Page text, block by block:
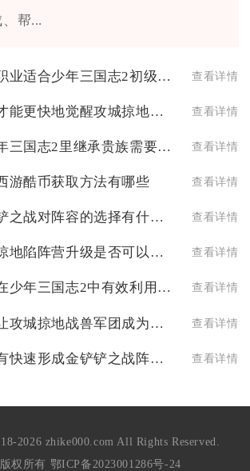
帮...
哪些职业适合少年三国志2初级阵容 查看详情
怎样才能更快地觉醒攻城掠地武将的技能 查看详情
在少年三国志2里继承贵族需要注意些什么 查看详情
游酷币获取方法有哪些 查看详情
金铲铲之战对阵容的选择有什么特殊要求 查看详情
攻城掠地陷阵营升级是否可以忽略 查看详情
如何在少年三国志2中有效利用曹操最强阵容 查看详情
如何让攻城掠地战兽军团成为无敌存在 查看详情
有没有快速形成金铲铲之战阵容的建议 查看详情
2026 zhike000.com All Rights Reserved.
权所有 鄂ICP备2023001286号-24